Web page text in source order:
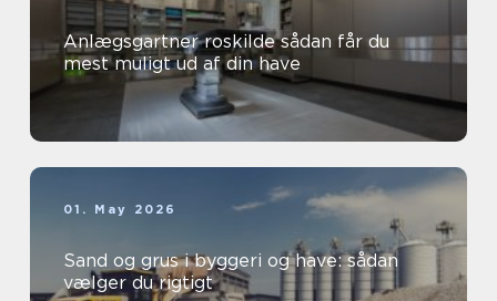
Anlægsgartner roskilde sådan får du
mest muligt ud af din have
01. May 2026
Sand og grus i byggeri og have: sådan
vælger du rigtigt